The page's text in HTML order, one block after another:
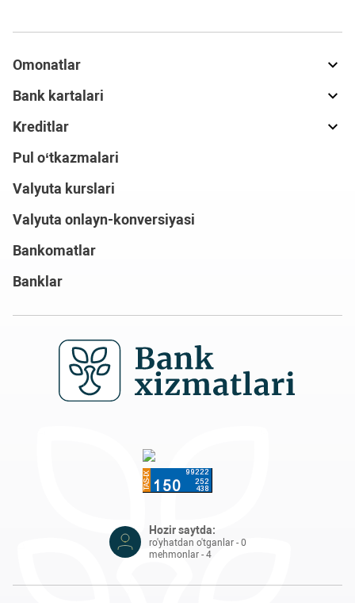
Omonatlar
Bank kartalari
Kreditlar
Pul o‘tkazmalari
Valyuta kurslari
Valyuta onlayn-konversiyasi
Bankomatlar
Banklar
Hozir saytda:
ro'yhatdan o'tganlar - 0
mehmonlar - 4